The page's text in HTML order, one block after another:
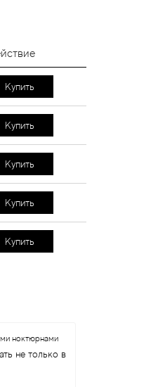
Купить
Купить
Купить
Купить
Купить
ноктюрнами
не только в